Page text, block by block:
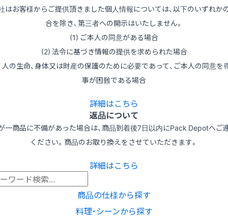
はお客様からご提供頂きました個人情報については、以下のいずれか
合を除き、第三者への開示はいたしません。
(1) ご本人の同意がある場合
(2) 法令に基づき情報の提供を求められた場合
の生命、身体又は財産の保護のために必要であって、ご本人の同意を
事が困難である場合
詳細はこちら
返品について
一商品に不備があった場合は、商品到着後7日以内にPack Depotへご
ください。商品のお取り換えをさせていただきます。
詳細はこちら
商品の仕様から探す
料理･シーンから探す